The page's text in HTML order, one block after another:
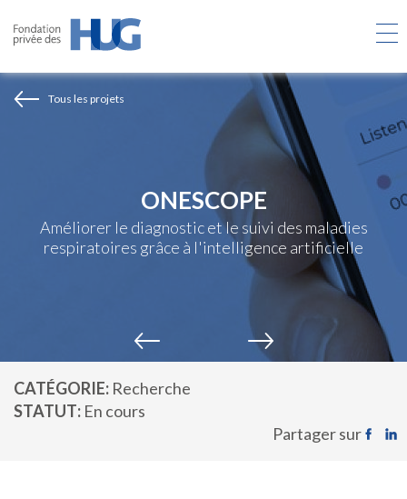
contenu
Tous les projets
ONESCOPE
Améliorer le diagnostic et le suivi des maladies
respiratoires grâce à l'intelligence artificielle
CATÉGORIE Recherche
STATUT En cours
Partager sur